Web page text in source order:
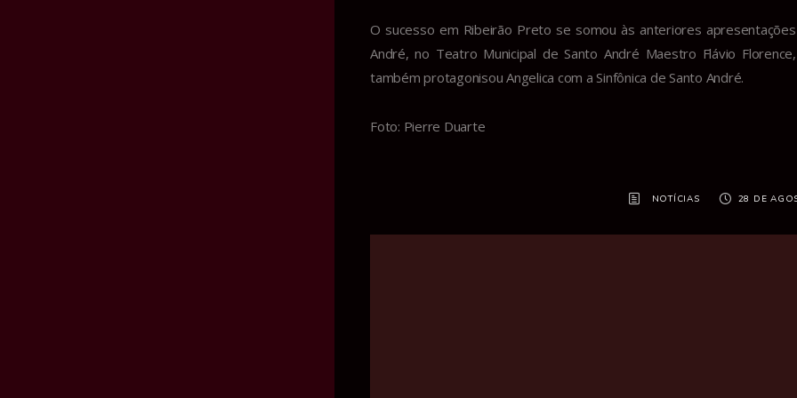
O sucesso em Ribeirão Preto se somou às anteriores
André, no Teatro Municipal de Santo André Maestro Flávio
também protagonisou Angelica com a Sinfônica de Santo André.
Foto: Pierre Duarte
NOTÍCIAS 28 DE